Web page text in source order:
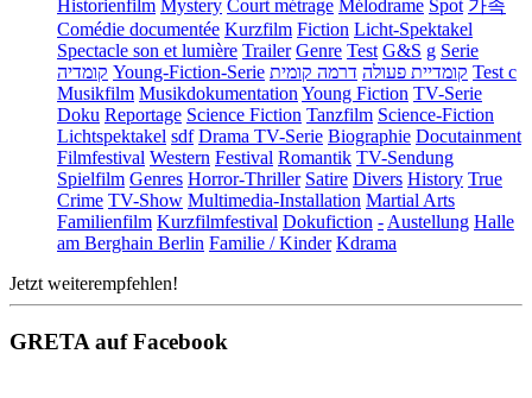
Historienfilm Mystery Court métrage Mélodrame Spot 가족
Comédie documentée Kurzfilm Fiction Licht-Spektakel
Spectacle son et lumière Trailer Genre Test G&S g Serie
קומדיה Young-Fiction-Serie קומדיית פעולה דרמה קומית
Test c
Musikfilm MusikdokumentationYoung Fiction TV-Serie
Doku Reportage Science Fiction Tanzfilm Science-Fiction
Lichtspektakel sdf Drama TV-Serie Biographie Docutainment
Filmfestival Western Festival Romantik TV-Sendung
Spielfilm Genres Horror-Thriller Satire Divers History True
Crime TV-Show Multimedia-Installation Martial Arts
Familienfilm Kurzfilmfestival Dokufiction -Austellung Halle
am Berghain Berlin Familie / Kinder Kdrama
Jetzt weiterempfehlen!
GRETA auf Facebook